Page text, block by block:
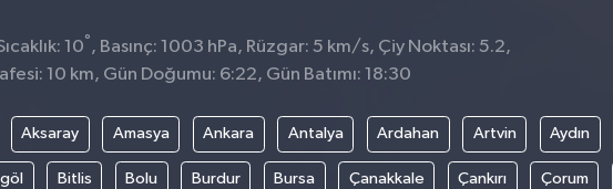
10° , Basınç: 1003 hPa, Rüzgar: 5 km/s, Çiy Noktası: 5.2,
10 km, Gün Doğumu: 6:22, Gün Batımı: 18:30
Aksaray Amasya Ankara Antalya Ardahan Artvin Aydın
Bitlis Bolu Burdur Bursa Çanakkale Çankırı Çorum